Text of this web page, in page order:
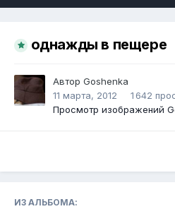
однажды в пещере
Автор Goshenka
11 марта, 2012
1 642
Просмотр изображений
ИЗ АЛЬБОМА: